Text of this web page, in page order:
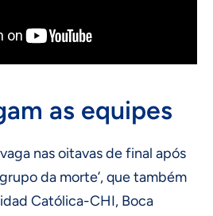
as equipes
nas oitavas de final após
da morte’, que também
Católica-CHI, Boca